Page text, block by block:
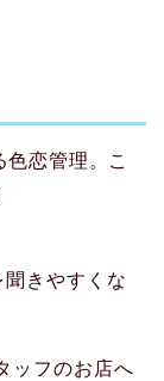
恋管理。こ
きやすくな
ッフのお店へ